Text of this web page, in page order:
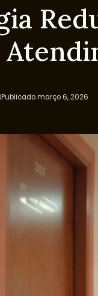
Publicado março 6, 2026